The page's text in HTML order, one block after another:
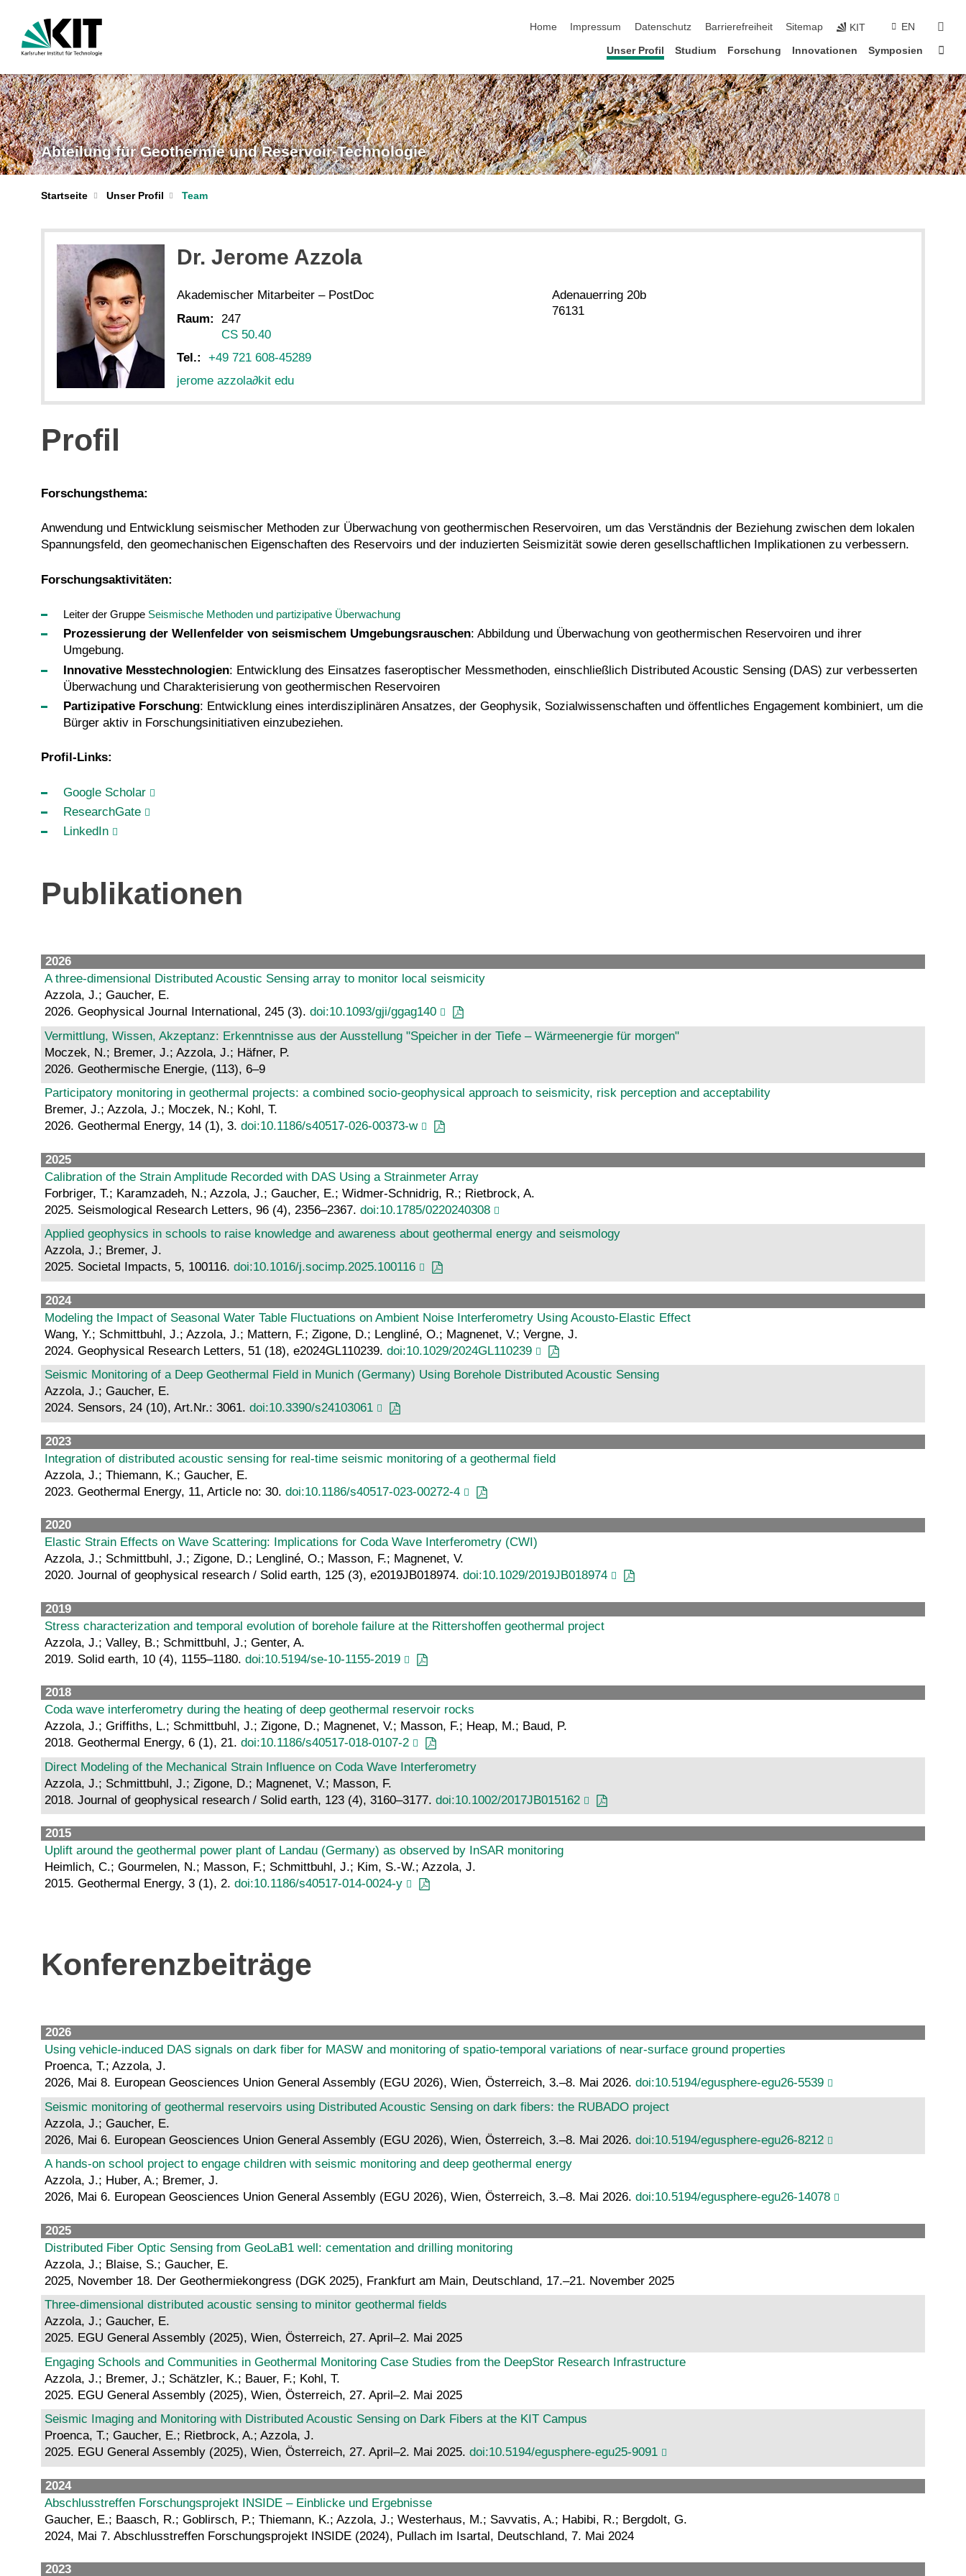
Home
Impressum Datenschutz Barrierefreiheit Sitemap KIT EN
Unser Profil Studium Forschung Innovationen Symposien
Abteilung für Geothermie und Reservoir-Technologie
Startseite Unser Profil Team
Dr. Jerome Azzola
Akademischer Mitarbeiter – PostDoc
Raum:
247
CS 50.40
Tel.:
+49 721 608-45289
jerome azzola∂kit edu
Adenauerring 20b
76131
Profil
Forschungsthema:
Anwendung und Entwicklung seismischer Methoden zur Überwachung von geothermischen Reservoiren, um das Verständnis der Beziehung zwischen dem lokalen
Spannungsfeld, den geomechanischen Eigenschaften des Reservoirs und der induzierten Seismizität sowie deren gesellschaftlichen Implikationen zu verbessern.
Forschungsaktivitäten:
Leiter der Gruppe Seismische Methoden und partizipative Überwachung
Prozessierung der Wellenfelder von seismischem Umgebungsrauschen: Abbildung und Überwachung von geothermischen Reservoiren und ihrer
Umgebung.
Innovative Messtechnologien: Entwicklung des Einsatzes faseroptischer Messmethoden, einschließlich Distributed Acoustic Sensing (DAS) zur verbesserten
Überwachung und Charakterisierung von geothermischen Reservoiren
Partizipative Forschung: Entwicklung eines interdisziplinären Ansatzes, der Geophysik, Sozialwissenschaften und öffentliches Engagement kombiniert, um die
Bürger aktiv in Forschungsinitiativen einzubeziehen.
Profil-Links:
Google Scholar
ResearchGate
LinkedIn
Publikationen
2026
A three-dimensional Distributed Acoustic Sensing array to monitor local seismicity
Azzola, J.; Gaucher, E.
2026. Geophysical Journal International, 245 (3). doi:10.1093/gji/ggag140
Vermittlung, Wissen, Akzeptanz: Erkenntnisse aus der Ausstellung "Speicher in der Tiefe – Wärmeenergie für morgen"
Moczek, N.; Bremer, J.; Azzola, J.; Häfner, P.
2026. Geothermische Energie, (113), 6–9
Participatory monitoring in geothermal projects: a combined socio-geophysical approach to seismicity, risk perception and acceptability
Bremer, J.; Azzola, J.; Moczek, N.; Kohl, T.
2026. Geothermal Energy, 14 (1), 3. doi:10.1186/s40517-026-00373-w
2025
Calibration of the Strain Amplitude Recorded with DAS Using a Strainmeter Array
Forbriger, T.; Karamzadeh, N.; Azzola, J.; Gaucher, E.; Widmer-Schnidrig, R.; Rietbrock, A.
2025. Seismological Research Letters, 96 (4), 2356–2367. doi:10.1785/0220240308
Applied geophysics in schools to raise knowledge and awareness about geothermal energy and seismology
Azzola, J.; Bremer, J.
2025. Societal Impacts, 5, 100116. doi:10.1016/j.socimp.2025.100116
2024
Modeling the Impact of Seasonal Water Table Fluctuations on Ambient Noise Interferometry Using Acousto‐Elastic Effect
Wang, Y.; Schmittbuhl, J.; Azzola, J.; Mattern, F.; Zigone, D.; Lengliné, O.; Magnenet, V.; Vergne, J.
2024. Geophysical Research Letters, 51 (18), e2024GL110239. doi:10.1029/2024GL110239
Seismic Monitoring of a Deep Geothermal Field in Munich (Germany) Using Borehole Distributed Acoustic Sensing
Azzola, J.; Gaucher, E.
2024. Sensors, 24 (10), Art.Nr.: 3061. doi:10.3390/s24103061
2023
Integration of distributed acoustic sensing for real-time seismic monitoring of a geothermal field
Azzola, J.; Thiemann, K.; Gaucher, E.
2023. Geothermal Energy, 11, Article no: 30. doi:10.1186/s40517-023-00272-4
2020
Elastic Strain Effects on Wave Scattering: Implications for Coda Wave Interferometry (CWI)
Azzola, J.; Schmittbuhl, J.; Zigone, D.; Lengliné, O.; Masson, F.; Magnenet, V.
2020. Journal of geophysical research / Solid earth, 125 (3), e2019JB018974. doi:10.1029/2019JB018974
2019
Stress characterization and temporal evolution of borehole failure at the Rittershoffen geothermal project
Azzola, J.; Valley, B.; Schmittbuhl, J.; Genter, A.
2019. Solid earth, 10 (4), 1155–1180. doi:10.5194/se-10-1155-2019
2018
Coda wave interferometry during the heating of deep geothermal reservoir rocks
Azzola, J.; Griffiths, L.; Schmittbuhl, J.; Zigone, D.; Magnenet, V.; Masson, F.; Heap, M.; Baud, P.
2018. Geothermal Energy, 6 (1), 21. doi:10.1186/s40517-018-0107-2
Direct Modeling of the Mechanical Strain Influence on Coda Wave Interferometry
Azzola, J.; Schmittbuhl, J.; Zigone, D.; Magnenet, V.; Masson, F.
2018. Journal of geophysical research / Solid earth, 123 (4), 3160–3177. doi:10.1002/2017JB015162
2015
Uplift around the geothermal power plant of Landau (Germany) as observed by InSAR monitoring
Heimlich, C.; Gourmelen, N.; Masson, F.; Schmittbuhl, J.; Kim, S.-W.; Azzola, J.
2015. Geothermal Energy, 3 (1), 2. doi:10.1186/s40517-014-0024-y
Konferenzbeiträge
2026
Using vehicle-induced DAS signals on dark fiber for MASW and monitoring of spatio-temporal variations of near-surface ground properties
Proenca, T.; Azzola, J.
2026, Mai 8. European Geosciences Union General Assembly (EGU 2026), Wien, Österreich, 3.–8. Mai 2026. doi:10.5194/egusphere-egu26-5539
Seismic monitoring of geothermal reservoirs using Distributed Acoustic Sensing on dark fibers: the RUBADO project
Azzola, J.; Gaucher, E.
2026, Mai 6. European Geosciences Union General Assembly (EGU 2026), Wien, Österreich, 3.–8. Mai 2026. doi:10.5194/egusphere-egu26-8212
A hands-on school project to engage children with seismic monitoring and deep geothermal energy
Azzola, J.; Huber, A.; Bremer, J.
2026, Mai 6. European Geosciences Union General Assembly (EGU 2026), Wien, Österreich, 3.–8. Mai 2026. doi:10.5194/egusphere-egu26-14078
2025
Distributed Fiber Optic Sensing from GeoLaB1 well: cementation and drilling monitoring
Azzola, J.; Blaise, S.; Gaucher, E.
2025, November 18. Der Geothermiekongress (DGK 2025), Frankfurt am Main, Deutschland, 17.–21. November 2025
Three-dimensional distributed acoustic sensing to minitor geothermal fields
Azzola, J.; Gaucher, E.
2025. EGU General Assembly (2025), Wien, Österreich, 27. April–2. Mai 2025
Engaging Schools and Communities in Geothermal Monitoring Case Studies from the DeepStor Research Infrastructure
Azzola, J.; Bremer, J.; Schätzler, K.; Bauer, F.; Kohl, T.
2025. EGU General Assembly (2025), Wien, Österreich, 27. April–2. Mai 2025
Seismic Imaging and Monitoring with Distributed Acoustic Sensing on Dark Fibers at the KIT Campus
Proenca, T.; Gaucher, E.; Rietbrock, A.; Azzola, J.
2025. EGU General Assembly (2025), Wien, Österreich, 27. April–2. Mai 2025. doi:10.5194/egusphere-egu25-9091
2024
Abschlusstreffen Forschungsprojekt INSIDE – Einblicke und Ergebnisse
Gaucher, E.; Baasch, R.; Goblirsch, P.; Thiemann, K.; Azzola, J.; Westerhaus, M.; Savvatis, A.; Habibi, R.; Bergdolt, G.
2024, Mai 7. Abschlusstreffen Forschungsprojekt INSIDE (2024), Pullach im Isartal, Deutschland, 7. Mai 2024
2023